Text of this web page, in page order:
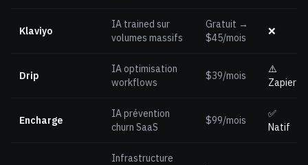
Klaviyo
IA trained sur
volumes massifs
Gratuit →
$45/mois
❌
Drip
IA optimisation
workflows
$39/mois
⚠️
Zapier
Encharge
IA prévention
churn SaaS
$99/mois
✅
Natif
Infrastructure